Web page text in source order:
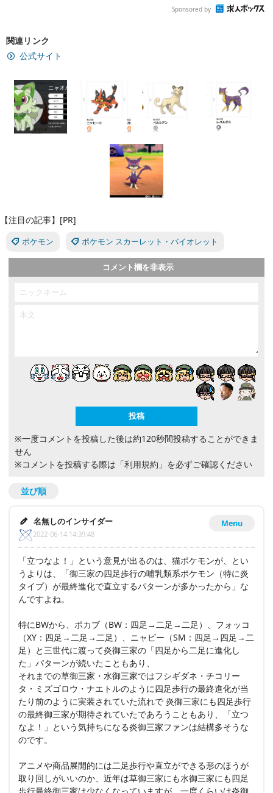
Sponsored by
関連リンク
公式サイト
【注目の記事】[PR]
ポケモン ポケモン スカーレット・バイオレット
コメント欄を非表示
※一度コメントを投稿した後は約120秒間投稿することができま
せん
※コメントを投稿する際は 「利用規約」 を必ずご確認ください
並び順
Menu
名無しのインサイダー
2022-06-14 14:39:48
「立つなよ！」という意見が出るのは、猫ポケモンが、とい
うよりは、「御三家の四足歩行の哺乳類系ポケモン（特に炎
タイプ）が最終進化で直立するパターンが多かったから」な
んですよね。
特にBWから、ポカブ（BW：四足→二足→二足）、フォッコ
（XY：四足→二足→二足）、ニャビー（SM：四足→四足→二
足）と三世代に渡って炎御三家の「四足から二足に進化し
た」パターンが続いたこともあり、
それまでの草御三家・水御三家ではフシギダネ・チコリー
タ・ミズゴロウ・ナエトルのように四足歩行の最終進化が当
たり前のように実装されていた流れで 炎御三家にも四足歩行
の最終御三家が期待されていたであろうこともあり、「立つ
なよ！」という気持ちになる炎御三家ファンは結構多そうな
のです。
アニメや商品展開的には二足歩行や直立ができる形のほうが
取り回しがいいのか、近年は草御三家にも水御三家にも四足